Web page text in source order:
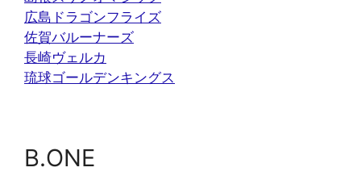
広島ドラゴンフライズ
佐賀バルーナーズ
長崎ヴェルカ
琉球ゴールデンキングス
B.ONE